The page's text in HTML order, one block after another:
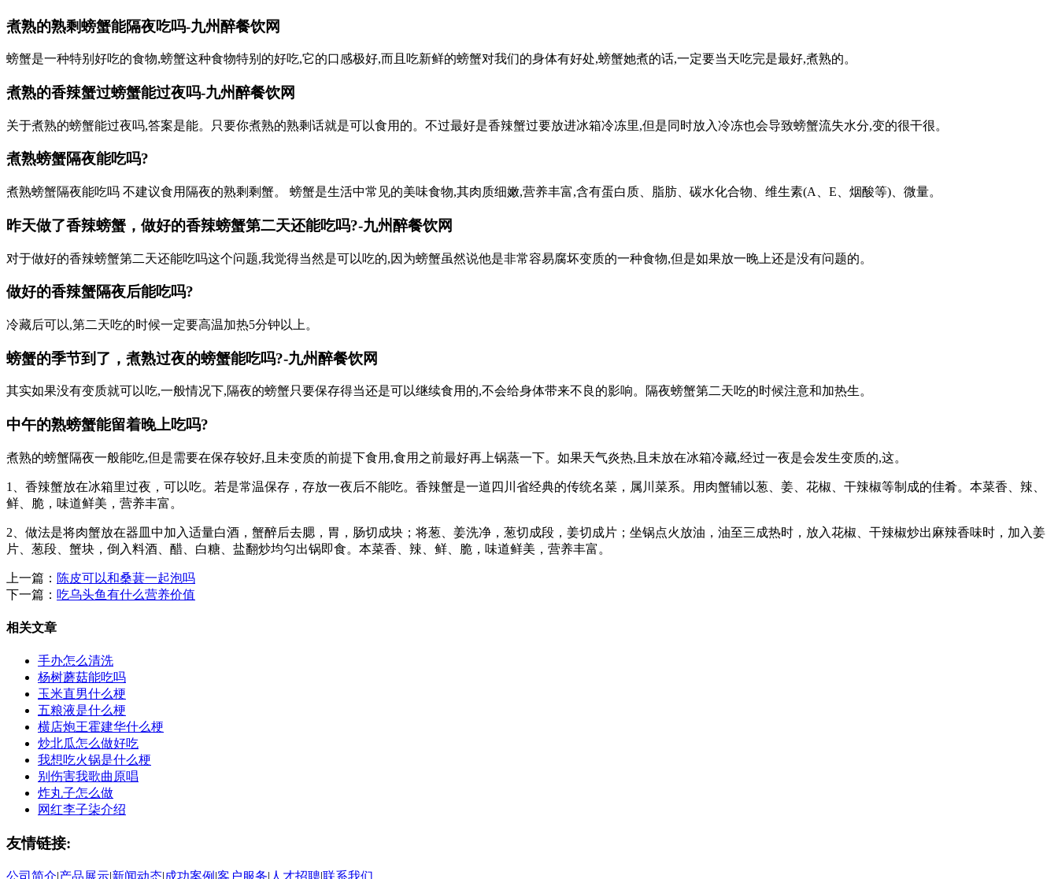
煮熟的熟剩螃蟹能隔夜吃吗-九州醉餐饮网
螃蟹是一种特别好吃的食物,螃蟹这种食物特别的好吃,它的口感极好,而且吃新鲜的螃蟹对我们的身体有好处,螃蟹她煮的话,一定要当天吃完是最好,煮熟的。
煮熟的香辣蟹过螃蟹能过夜吗-九州醉餐饮网
关于煮熟的螃蟹能过夜吗,答案是能。只要你煮熟的熟剩话就是可以食用的。不过最好是香辣蟹过要放进冰箱冷冻里,但是同时放入冷冻也会导致螃蟹流失水分,变的很干很。
煮熟螃蟹隔夜能吃吗?
煮熟螃蟹隔夜能吃吗 不建议食用隔夜的熟剩剩蟹。 螃蟹是生活中常见的美味食物,其肉质细嫩,营养丰富,含有蛋白质、脂肪、碳水化合物、维生素(A、E、烟酸等)、微量。
昨天做了香辣螃蟹，做好的香辣螃蟹第二天还能吃吗?-九州醉餐饮网
对于做好的香辣螃蟹第二天还能吃吗这个问题,我觉得当然是可以吃的,因为螃蟹虽然说他是非常容易腐坏变质的一种食物,但是如果放一晚上还是没有问题的。
做好的香辣蟹隔夜后能吃吗?
冷藏后可以,第二天吃的时候一定要高温加热5分钟以上。
螃蟹的季节到了，煮熟过夜的螃蟹能吃吗?-九州醉餐饮网
其实如果没有变质就可以吃,一般情况下,隔夜的螃蟹只要保存得当还是可以继续食用的,不会给身体带来不良的影响。隔夜螃蟹第二天吃的时候注意和加热生。
中午的熟螃蟹能留着晚上吃吗?
煮熟的螃蟹隔夜一般能吃,但是需要在保存较好,且未变质的前提下食用,食用之前最好再上锅蒸一下。如果天气炎热,且未放在冰箱冷藏,经过一夜是会发生变质的,这。
1、香辣蟹放在冰箱里过夜，可以吃。若是常温保存，存放一夜后不能吃。香辣蟹是一道四川省经典的传统名菜，属川菜系。用肉蟹辅以葱、姜、花椒、干辣椒等制成的佳肴。本菜香、辣、
鲜、脆，味道鲜美，营养丰富。
2、做法是将肉蟹放在器皿中加入适量白酒，蟹醉后去腮，胃，肠切成块；将葱、姜洗净，葱切成段，姜切成片；坐锅点火放油，油至三成热时，放入花椒、干辣椒炒出麻辣香味时，加入姜
片、葱段、蟹块，倒入料酒、醋、白糖、盐翻炒均匀出锅即食。本菜香、辣、鲜、脆，味道鲜美，营养丰富。
上一篇： 陈皮可以和桑葚一起泡吗
下一篇： 吃乌头鱼有什么营养价值
相关文章
手办怎么清洗
杨树蘑菇能吃吗
玉米直男什么梗
五粮液是什么梗
横店炮王霍建华什么梗
炒北瓜怎么做好吃
我想吃火锅是什么梗
别伤害我歌曲原唱
炸丸子怎么做
网红李子柒介绍
友情链接:
公司简介|产品展示|新闻动态|成功案例 |客户服务| 人才招聘|联系我们